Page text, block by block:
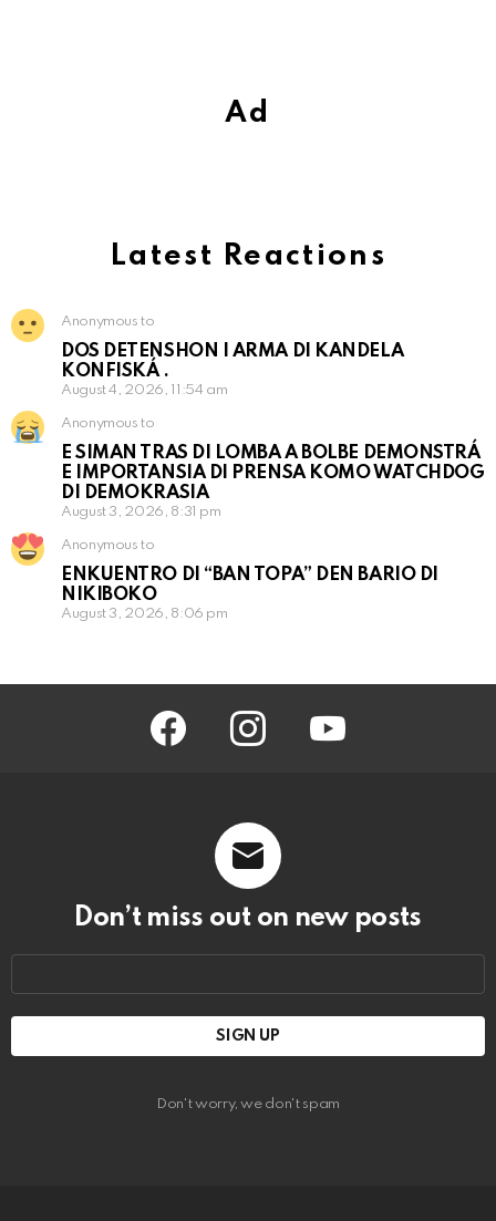
Ad
Latest Reactions
Anonymous to
DOS DETENSHON I ARMA DI KANDELA
KONFISKÁ .
August 4, 2026, 11:54 am
Anonymous to
E SIMAN TRAS DI LOMBA A BOLBE DEMONSTRÁ
E IMPORTANSIA DI PRENSA KOMO WATCHDOG
DI DEMOKRASIA
August 3, 2026, 8:31 pm
Anonymous to
ENKUENTRO DI “BAN TOPA” DEN BARIO DI
NIKIBOKO
August 3, 2026, 8:06 pm
facebook instagram youtube
Don’t miss out on new posts
Don't worry, we don't spam